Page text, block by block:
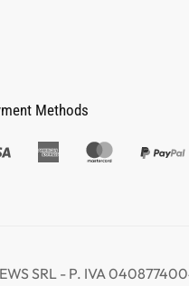
Methods
SRL - P. IVA